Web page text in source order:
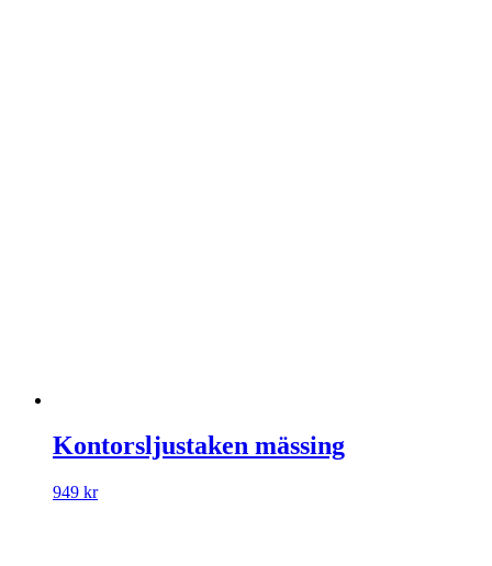
Kontorsljustaken mässing
949 kr